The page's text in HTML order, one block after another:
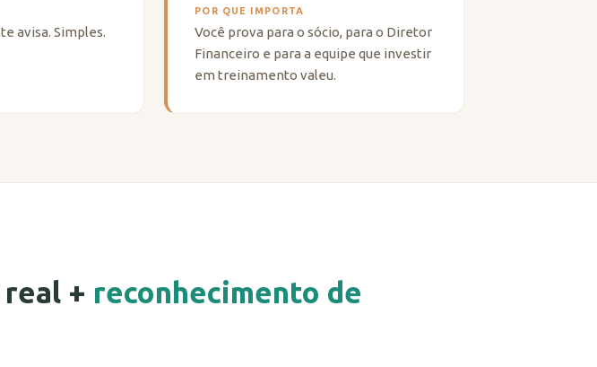
avisa. Simples.
POR QUE IMPORTA
Você prova para o sócio, para o Diretor
Financeiro e para a equipe que investir
em treinamento valeu.
+ reconhecimento de